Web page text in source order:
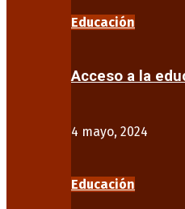
Educación
Acceso a la
4 mayo, 2024
Educación